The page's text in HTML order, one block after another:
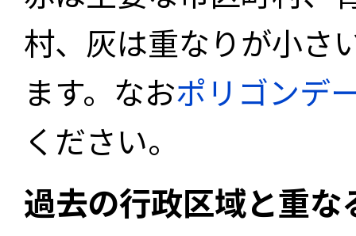
村、灰は重なりが小さ
ます。なおポリゴンデ
ください。
過去の行政区域と重